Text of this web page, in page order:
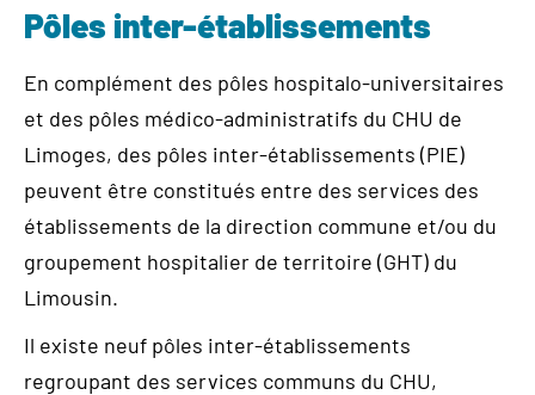
Pôles inter-établissements
En complément des pôles hospitalo-universitaires
et des pôles médico-administratifs du CHU de
Limoges, des pôles inter-établissements (PIE)
peuvent être constitués entre des services des
établissements de la direction commune et/ou du
groupement hospitalier de territoire (GHT) du
Limousin.
Il existe neuf pôles inter-établissements
regroupant des services communs du CHU,